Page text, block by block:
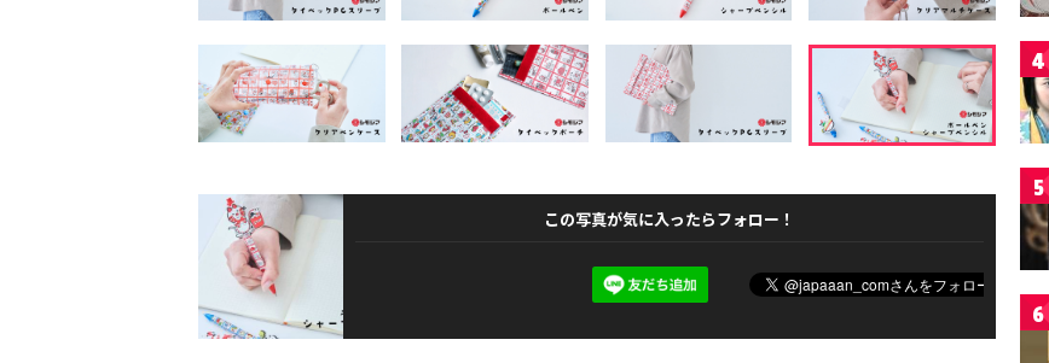
この写真が気に入ったらフォロー！
4
5
6